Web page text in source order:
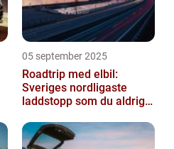
05 september 2025
Roadtrip med elbil:
Sveriges nordligaste
laddstopp som du aldrig